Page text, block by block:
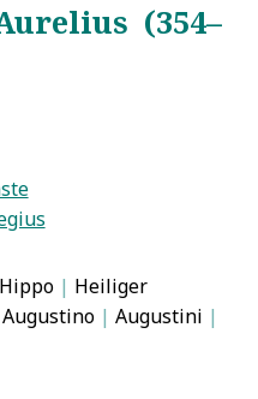
(354–
| Heiliger
Augustino | Augustini |